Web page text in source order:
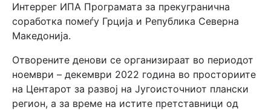
Интеррег ИПА Програмата за прекугранична
соработка помеѓу Грција и Република Северна
Македонија.
Отворените денови се организираат во периодот
ноември – декември 2022 година во просториите
на Центарот за развој на Југоисточниот плански
регион, а за време на истите претставници од